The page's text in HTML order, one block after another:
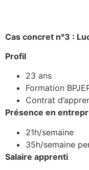
Cas concret n°3 :
Profil
23 ans
Formation
Contrat
Présence en
21h/semaine
35h/semaine
Salaire apprenti